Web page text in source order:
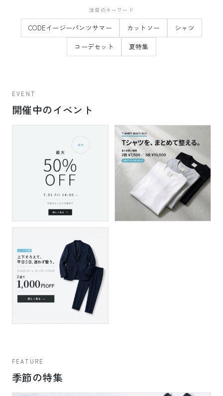
注目のキーワード
CODEイージーパンツサマー カットソー
シャツ
コーデセット
夏特集
EVENT
開催中のイベント
FEATURE
季節の特集